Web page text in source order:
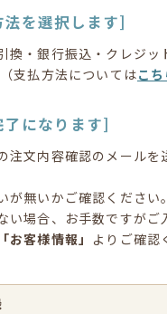
を選択します]
換・銀行振込・クレジッ
支払方法についてはこち
になります]
注文内容確認のメールを
が無いかご確認ください。
い場合、お手数ですがご
「お客様情報」 よりご確認